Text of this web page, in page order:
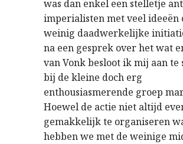
was dan enkel een stelletje
imperialisten met veel ideeën
weinig daadwerkelijke
na een gesprek over het wat
van Vonk besloot ik mij aan te
bij de kleine doch erg
enthousiasmerende groep
Hoewel de actie niet altijd
gemakkelijk te organiseren
hebben we met de weinige